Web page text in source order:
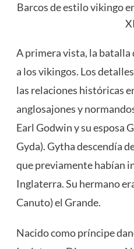
Barcos de estilo vikingo
XI
A primera vista, la
a los vikingos. Los
las relaciones históricas
anglosajones y
Earl Godwin y su esposa
Gyda). Gytha descendía
que previamente habían
Inglaterra. Su hermano
Canuto) el Grande.
Nacido como príncipe